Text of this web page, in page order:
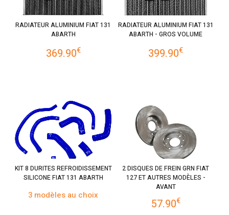
RADIATEUR ALUMINIUM FIAT 131
ABARTH
369.90€
RADIATEUR ALUMINIUM FIAT 131
ABARTH - GROS VOLUME
399.90€
KIT 8 DURITES REFROIDISSEMENT
SILICONE FIAT 131 ABARTH
3 modèles au choix
2 DISQUES DE FREIN GRN FIAT
127 ET AUTRES MODÈLES -
AVANT
57.90€